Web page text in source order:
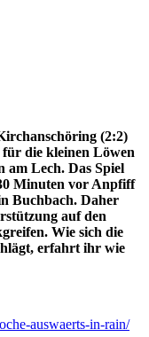
(2:2)
für die kleinen Löwen
am Lech. Das Spiel
Minuten vor Anpfiff
Buchbach. Daher
auf den
Wie sich die
erfahrt ihr wie
auswaerts-in-rain/